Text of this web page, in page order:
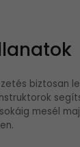
biztosan
mesél